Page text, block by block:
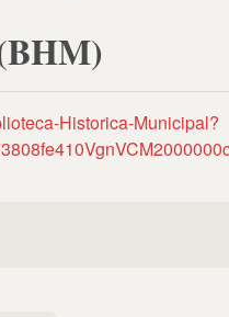
Historica-Municipal?